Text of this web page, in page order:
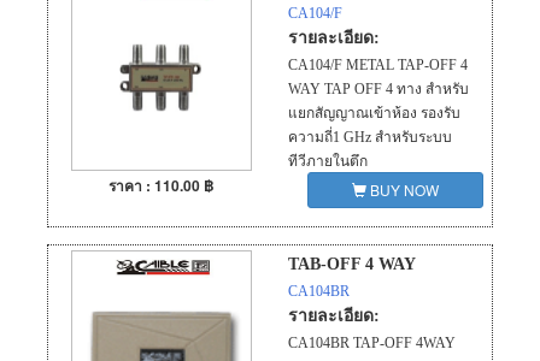
CA104/F
รายละเอียด:
CA104/F METAL TAP-OFF 4
WAY TAP OFF 4 ทาง สำหรับ
แยกสัญญาณเข้าห้อง รองรับ
ความถี่1 GHz สำหรับระบบ
ทีวีภายในตึก
ราคา : 110.00 ฿ BUY NOW
TAB-OFF 4 WAY
CA104BR
รายละเอียด:
CA104BR TAP-OFF 4WAY